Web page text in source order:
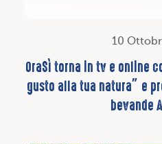
10
OraSì torna in tv e online
gusto alla tua natura” e
bevande